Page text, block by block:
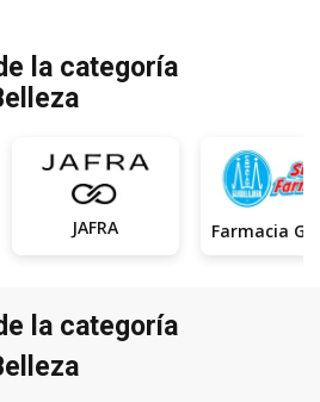
la categoría
JAFRA
la categoría